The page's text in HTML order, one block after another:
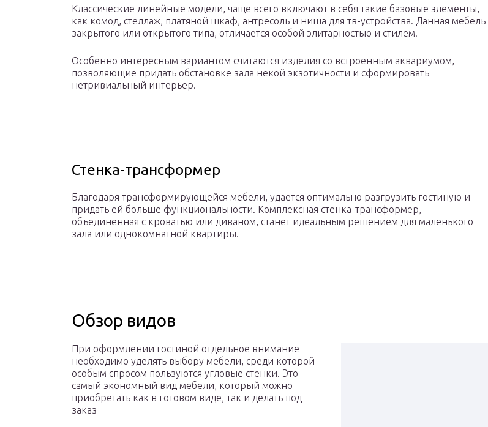
Классические линейные модели, чаще всего включают в себя такие базовые элементы,
как комод, стеллаж, платяной шкаф, антресоль и ниша для тв-устройства. Данная мебель
закрытого или открытого типа, отличается особой элитарностью и стилем.
Особенно интересным вариантом считаются изделия со встроенным аквариумом,
позволяющие придать обстановке зала некой экзотичности и сформировать
нетривиальный интерьер.
Стенка-трансформер
Благодаря трансформирующейся мебели, удается оптимально разгрузить гостиную и
придать ей больше функциональности. Комплексная стенка-трансформер,
объединенная с кроватью или диваном, станет идеальным решением для маленького
зала или однокомнатной квартиры.
Обзор видов
При оформлении гостиной отдельное внимание
необходимо уделять выбору мебели, среди которой
особым спросом пользуются угловые стенки. Это
самый экономный вид мебели, который можно
приобретать как в готовом виде, так и делать под
заказ